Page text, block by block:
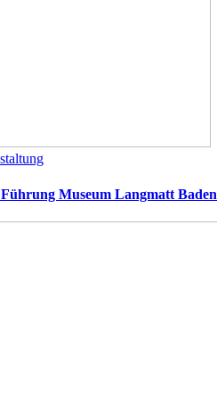
Museum Langmatt Baden